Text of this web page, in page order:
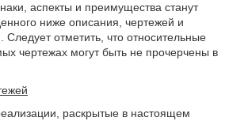
аспекты и преимущества станут
ниже описания, чертежей и
отметить, что относительные
чертежах могут быть не прочерчены в
раскрытые в настоящем